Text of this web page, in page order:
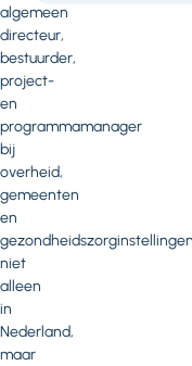
algemeen
directeur,
bestuurder,
project-
en
programmamanager
bij
overheid,
gemeenten
en
niet
alleen
in
Nederland,
maar